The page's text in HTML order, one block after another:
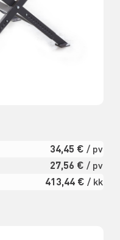
34,45 € / pv
27,56 € / pv
413,44 € / kk